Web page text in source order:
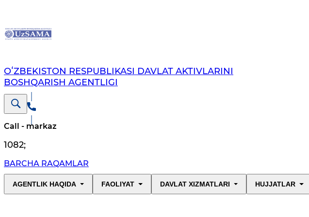
OʻZBEKISTON RESPUBLIKASI DAVLAT AKTIVLARINI
BOSHQARISH AGENTLIGI
Call - markaz
1082;
BARCHA RAQAMLAR
AGENTLIK HAQIDA FAOLIYAT DAVLAT XIZMATLARI HUJJATLAR